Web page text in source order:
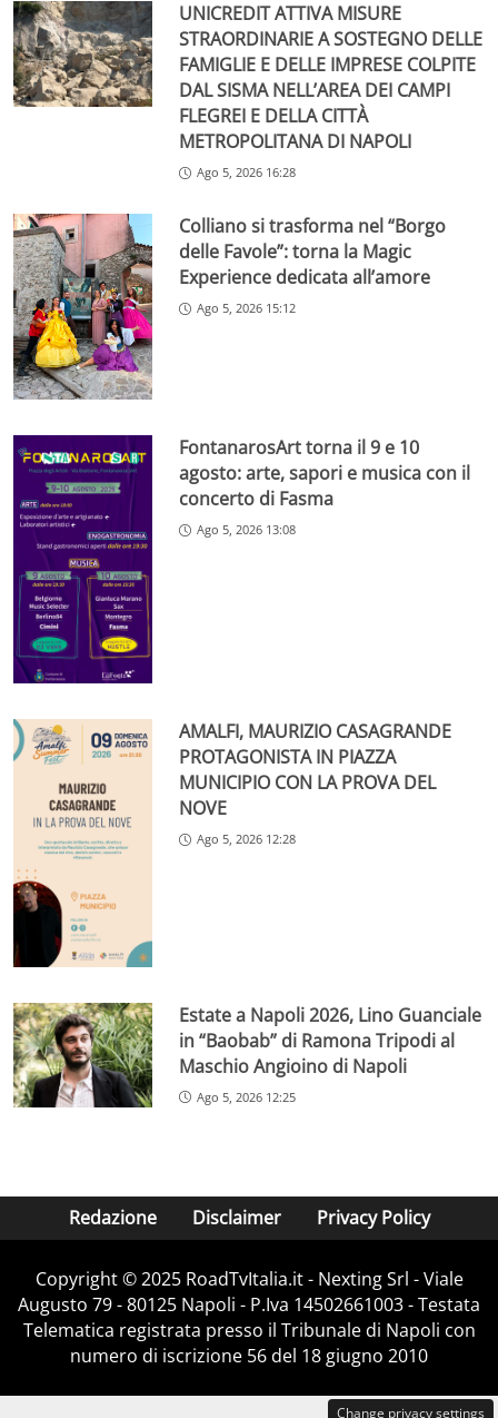
UNICREDIT ATTIVA MISURE
STRAORDINARIE A SOSTEGNO DELLE
FAMIGLIE E DELLE IMPRESE COLPITE
DAL SISMA NELL’AREA DEI CAMPI
FLEGREI E DELLA CITTÀ
METROPOLITANA DI NAPOLI
Ago 5, 2026 16:28
Colliano si trasforma nel “Borgo
delle Favole”: torna la Magic
Experience dedicata all’amore
Ago 5, 2026 15:12
FontanarosArt torna il 9 e 10
agosto: arte, sapori e musica con il
concerto di Fasma
Ago 5, 2026 13:08
AMALFI, MAURIZIO CASAGRANDE
PROTAGONISTA IN PIAZZA
MUNICIPIO CON LA PROVA DEL
NOVE
Ago 5, 2026 12:28
Estate a Napoli 2026, Lino Guanciale
in “Baobab” di Ramona Tripodi al
Maschio Angioino di Napoli
Ago 5, 2026 12:25
Redazione Disclaimer Privacy Policy
Copyright ©️ 2025 RoadTvItalia.it - Nexting Srl - Viale
Augusto 79 - 80125 Napoli - P.Iva 14502661003 - Testata
Telematica registrata presso il Tribunale di Napoli con
numero di iscrizione 56 del 18 giugno 2010
Change privacy settings